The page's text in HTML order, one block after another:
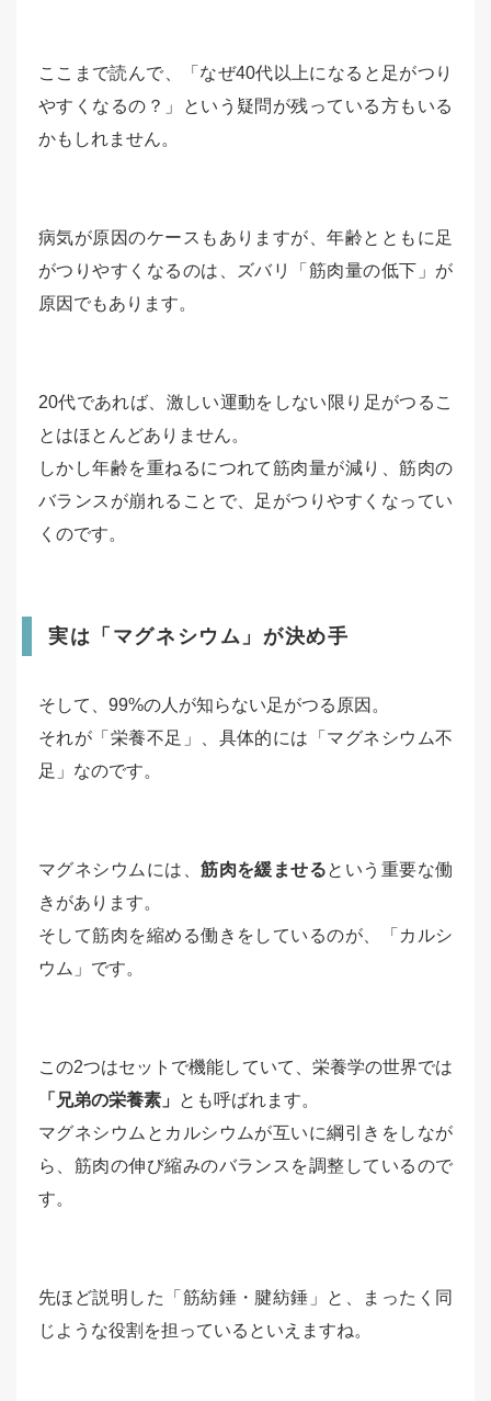
ここまで読んで、「なぜ40代以上になると足がつり
やすくなるの？」という疑問が残っている方もいる
かもしれません。
病気が原因のケースもありますが、年齢とともに足
がつりやすくなるのは、ズバリ「筋肉量の低下」が
原因でもあります。
20代であれば、激しい運動をしない限り足がつるこ
とはほとんどありません。
しかし年齢を重ねるにつれて筋肉量が減り、筋肉の
バランスが崩れることで、足がつりやすくなってい
くのです。
実は「マグネシウム」が決め手
そして、99%の人が知らない足がつる原因。
それが「栄養不足」、具体的には「マグネシウム不
足」なのです。
マグネシウムには、筋肉を緩ませるという重要な働
きがあります。
そして筋肉を縮める働きをしているのが、「カルシ
ウム」です。
この2つはセットで機能していて、栄養学の世界では
「兄弟の栄養素」
とも呼ばれます。
マグネシウムとカルシウムが互いに綱引きをしなが
ら、筋肉の伸び縮みのバランスを調整しているので
す。
先ほど説明した「筋紡錘・腱紡錘」と、まったく同
じような役割を担っているといえますね。